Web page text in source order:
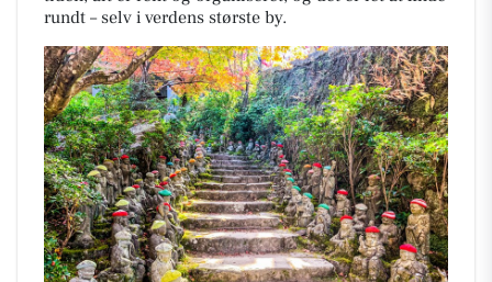
rundt – selv i verdens største by.